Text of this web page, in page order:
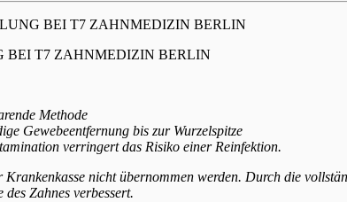
BEI T7 ZAHNMEDIZIN BERLIN
BEI T7 ZAHNMEDIZIN BERLIN
Methode
Gewebeentfernung bis zur Wurzelspitze
verringert das Risiko einer Reinfektion.
nicht übernommen werden. Durch die
Zahnes verbessert.